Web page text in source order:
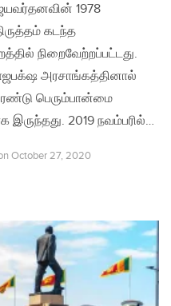
1978
கடந்த
நிறைவேற்றப்பட்டது.
அரசாங்கத்தினால்
பெரும்பான்மை
2019 நவம்பரில்…
October 27, 2020